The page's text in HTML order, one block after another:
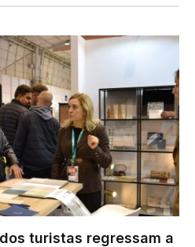
dos turistas regressam a